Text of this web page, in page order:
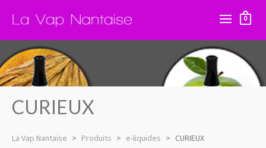
0
CURIEUX
La Vap Nantaise > Produits > e-liquides > CURIEUX